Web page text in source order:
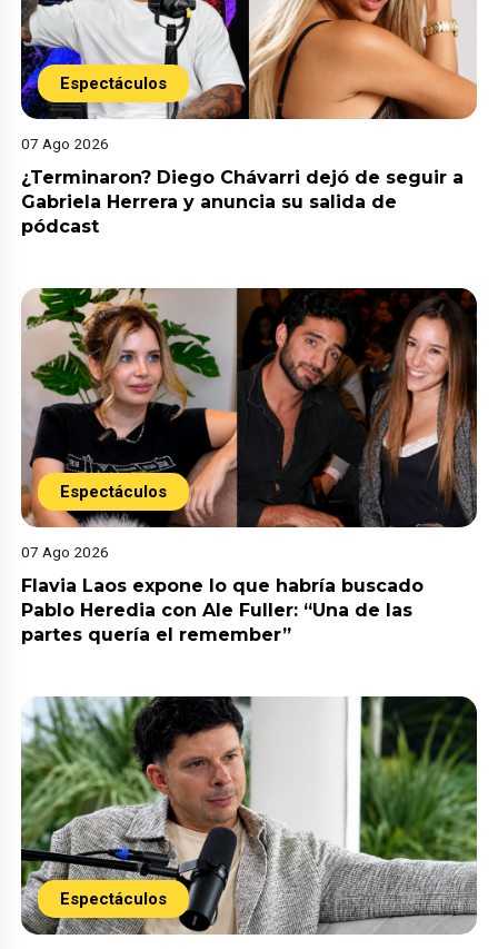
Espectáculos
07 Ago 2026
¿Terminaron? Diego Chávarri dejó de seguir a
Gabriela Herrera y anuncia su salida de
pódcast
Espectáculos
07 Ago 2026
Flavia Laos expone lo que habría buscado
Pablo Heredia con Ale Fuller: “Una de las
partes quería el remember”
Espectáculos